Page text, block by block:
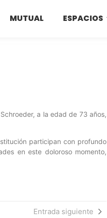
MUTUAL ESPACIOS
a la edad de 73 años,
participan con profundo
en este doloroso momento,
Entrada siguiente